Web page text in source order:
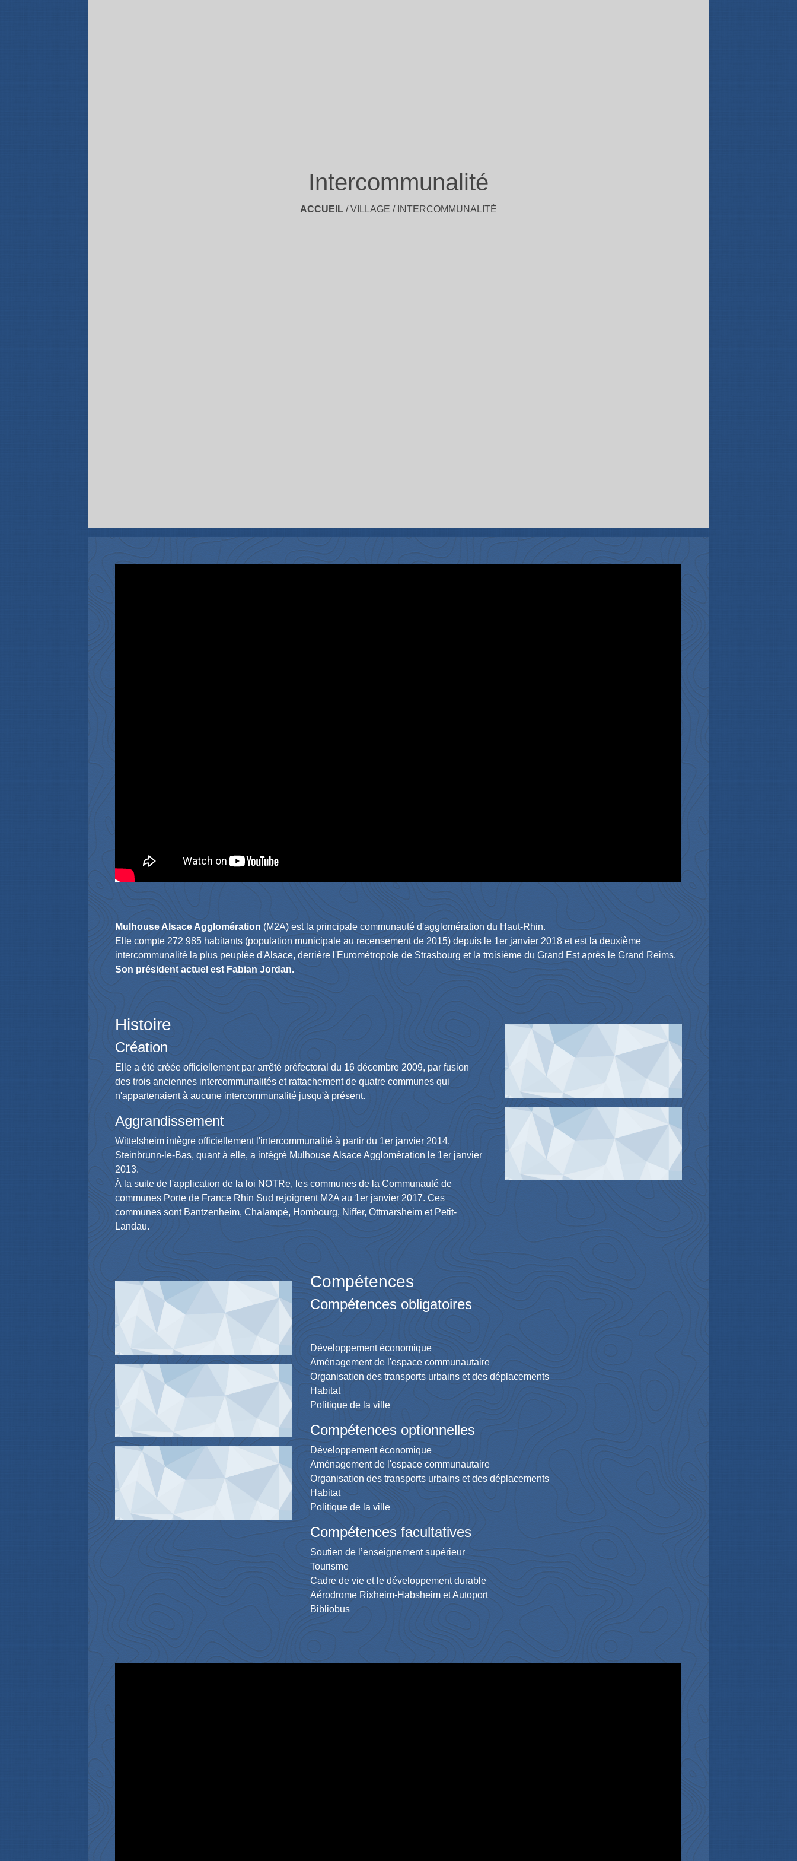
Intercommunalité
ACCUEIL /VILLAGE / INTERCOMMUNALITÉ
Mulhouse Alsace Agglomération (M2A) est la principale communauté d'agglomération du Haut-Rhin.
Elle compte 272 985 habitants (population municipale au recensement de 2015) depuis le 1er janvier 2018 et est la deuxième
intercommunalité la plus peuplée d'Alsace, derrière l'Eurométropole de Strasbourg et la troisième du Grand Est après le Grand Reims.
Son président actuel est Fabian Jordan.
Histoire
Création
Elle a été créée officiellement par arrêté préfectoral du 16 décembre 2009, par fusion
des trois anciennes intercommunalités et rattachement de quatre communes qui
n'appartenaient à aucune intercommunalité jusqu'à présent.
Aggrandissement
Wittelsheim intègre officiellement l'intercommunalité à partir du 1er janvier 2014.
Steinbrunn-le-Bas, quant à elle, a intégré Mulhouse Alsace Agglomération le 1er janvier
2013.
À la suite de l'application de la loi NOTRe, les communes de la Communauté de
communes Porte de France Rhin Sud rejoignent M2A au 1er janvier 2017. Ces
communes sont Bantzenheim, Chalampé, Hombourg, Niffer, Ottmarsheim et Petit-
Landau.
Compétences
Compétences obligatoires
Développement économique
Aménagement de l'espace communautaire
Organisation des transports urbains et des déplacements
Habitat
Politique de la ville
Compétences optionnelles
Développement économique
Aménagement de l'espace communautaire
Organisation des transports urbains et des déplacements
Habitat
Politique de la ville
Compétences facultatives
Soutien de l’enseignement supérieur
Tourisme
Cadre de vie et le développement durable
Aérodrome Rixheim-Habsheim et Autoport
Bibliobus